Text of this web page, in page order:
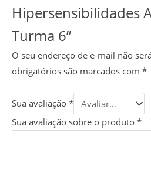
Hipersensibilidades
Turma 6”
O seu endereço de e-mail não
obrigatórios são marcados com *
Sua avaliação *
Sua avaliação sobre o produto *